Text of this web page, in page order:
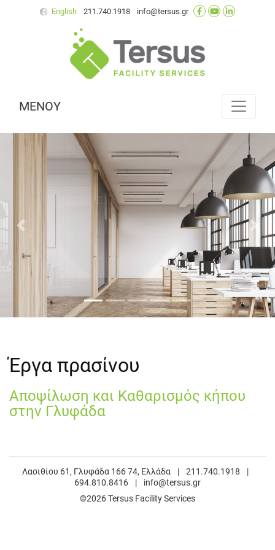
English 211.740.1918 info@tersus.gr
ΜΕΝΟΥ
Προηγούμενο
Έργα πρασίνου
Αποψίλωση και Καθαρισμός κήπου
στην Γλυφάδα
Λασιθίου 61, Γλυφάδα 166 74, Ελλάδα | 211.740.1918
|
694.810.8416
|
info@tersus.gr
©2026 Tersus Facility Services